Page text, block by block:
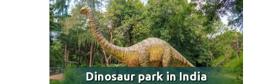
Dinosaur park in India